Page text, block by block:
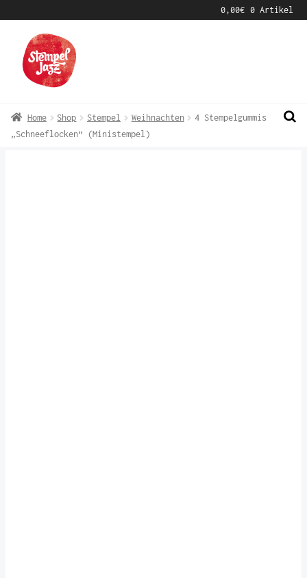
0,00€ 0 Artikel
Navigation
springen
Inhalt
springen
Home Shop Stempel Weihnachten
4 Stempelgummis
„Schneeflocken“ (Ministempel)